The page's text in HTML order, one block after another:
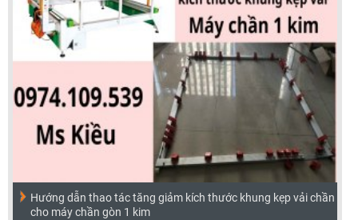
Hướng dẫn thao tác tăng giảm kích thước khung kẹp vải chần
cho máy chần gòn 1 kim